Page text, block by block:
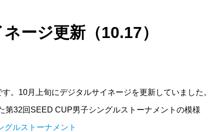
ージ更新（10.17）
。10月上旬にデジタルサイネージを更新していました。
第32回SEED CUP男子シングルストーナメントの模様
ルストーナメント